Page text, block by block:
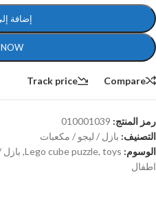
إضافة
Compare
Track price
رمز المنتج: 010001039
التصنيف: بازل / ليجو / مكعبات
الوسوم:
Lego cube puzzle, toys
,
اطفال